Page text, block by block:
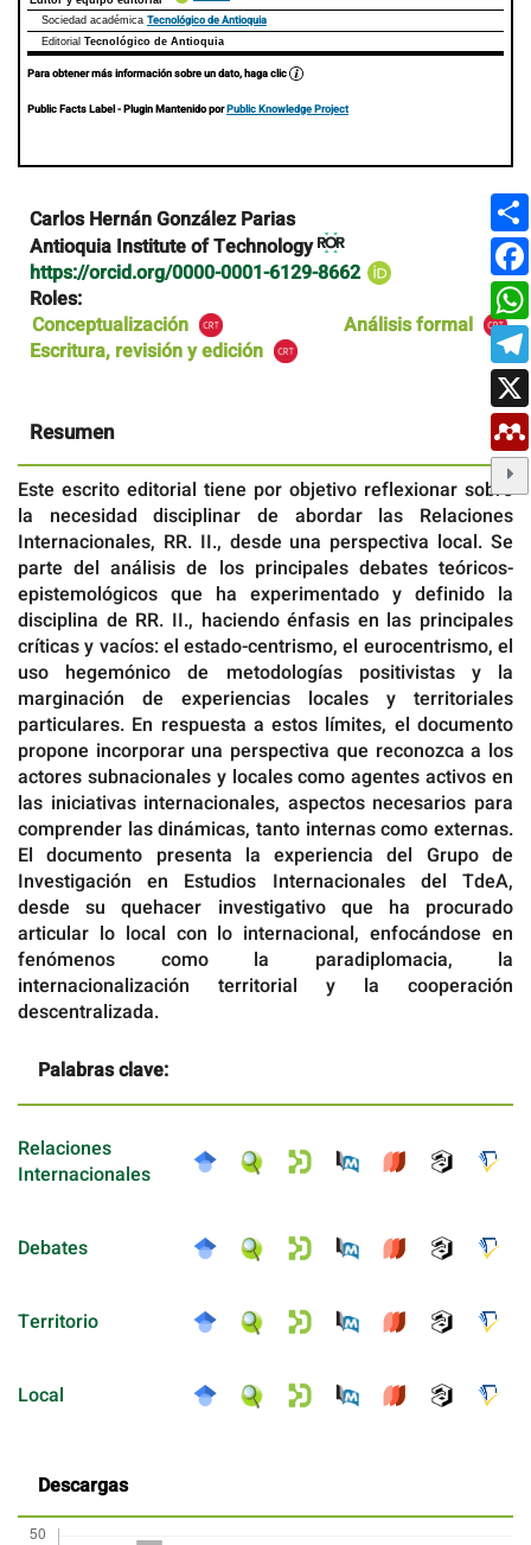
Sociedad académica Tecnológico de Antioquia
Editorial Tecnológico de Antioquia
Para obtener más información sobre un dato, haga clic
Public Facts Label- Plugin Mantenido porPublic Knowledge Project
Contenido
principal
del
artículo
Carlos Hernán González Parias
Antioquia Institute of Technology
https://orcid.org/0000-0001-6129-8662
Roles:
Conceptualización
Análisis formal
Escritura, revisión y edición
Resumen
Este escrito editorial tiene por objetivo reflexionar sobre
la necesidad disciplinar de abordar las Relaciones
Internacionales, RR. II., desde una perspectiva local. Se
parte del análisis de los principales debates teóricos-
epistemológicos que ha experimentado y definido la
disciplina de RR. II., haciendo énfasis en las principales
críticas y vacíos: el estado-centrismo, el eurocentrismo, el
uso hegemónico de metodologías positivistas y la
marginación de experiencias locales y territoriales
particulares. En respuesta a estos límites, el documento
propone incorporar una perspectiva que reconozca a los
actores subnacionales y locales como agentes activos en
las iniciativas internacionales, aspectos necesarios para
comprender las dinámicas, tanto internas como externas.
El documento presenta la experiencia del Grupo de
Investigación en Estudios Internacionales del TdeA,
desde su quehacer investigativo que ha procurado
articular lo local con lo internacional, enfocándose en
fenómenos como la paradiplomacia, la
internacionalización territorial y la cooperación
descentralizada.
Palabras clave:
Relaciones
Internacionales
Debates
Territorio
Local
Descargas